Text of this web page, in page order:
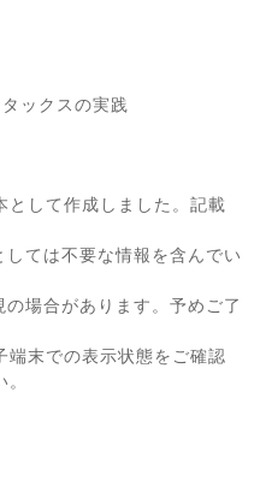
ックスの実践
して作成しました。記載
ては不要な情報を含んでい
場合があります。予めご了
末での表示状態をご確認